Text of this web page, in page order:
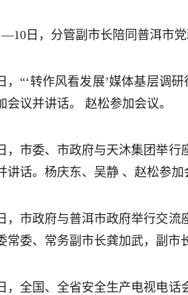
日，分管副市长陪同普洱市
，“‘转作风看发展’媒体基层调
会议并讲话。 赵松参加会议。
，市委、市政府与天沐集团举
讲话。杨庆东、吴静 、赵松参加
，市政府与普洱市政府举行交
常委、常务副市长龚加武，副市
，全国、全省安全生产电视电